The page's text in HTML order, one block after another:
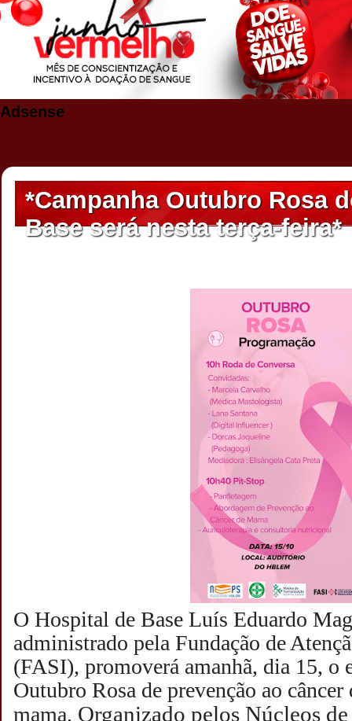
Adsense
*Campanha Outubro Rosa
Base será nesta terça-feira*
O Hospital de Base Luís Eduardo
administrado pela Fundação de
(FASI), promoverá amanhã, dia 15, o
Outubro Rosa de prevenção ao câncer
mama. Organizado pelos Núcleos